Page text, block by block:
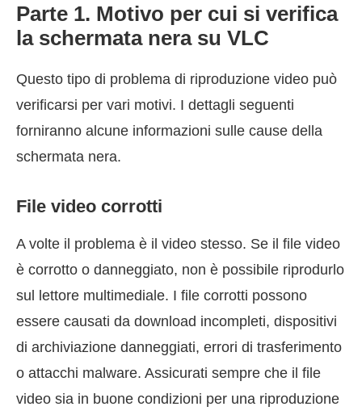
Parte 1. Motivo per cui si verifica
la schermata nera su VLC
Questo tipo di problema di riproduzione video può
verificarsi per vari motivi. I dettagli seguenti
forniranno alcune informazioni sulle cause della
schermata nera.
File video corrotti
A volte il problema è il video stesso. Se il file video
è corrotto o danneggiato, non è possibile riprodurlo
sul lettore multimediale. I file corrotti possono
essere causati da download incompleti, dispositivi
di archiviazione danneggiati, errori di trasferimento
o attacchi malware. Assicurati sempre che il file
video sia in buone condizioni per una riproduzione